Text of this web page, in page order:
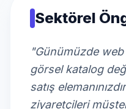
Sektörel
"Günümüzde
görsel katalog
satış
ziyaretçileri